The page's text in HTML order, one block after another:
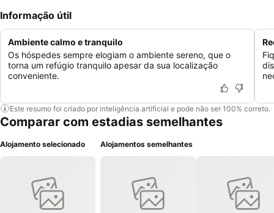
Informação útil
Ambiente calmo e tranquilo
Os hóspedes sempre elogiam o ambiente sereno, que o
torna um refúgio tranquilo apesar da sua localização
conveniente.
Este resumo foi criado por inteligência artificial e pode não ser 100% correto.
Comparar com estadias semelhantes
Alojamento selecionado Alojamentos semelhantes